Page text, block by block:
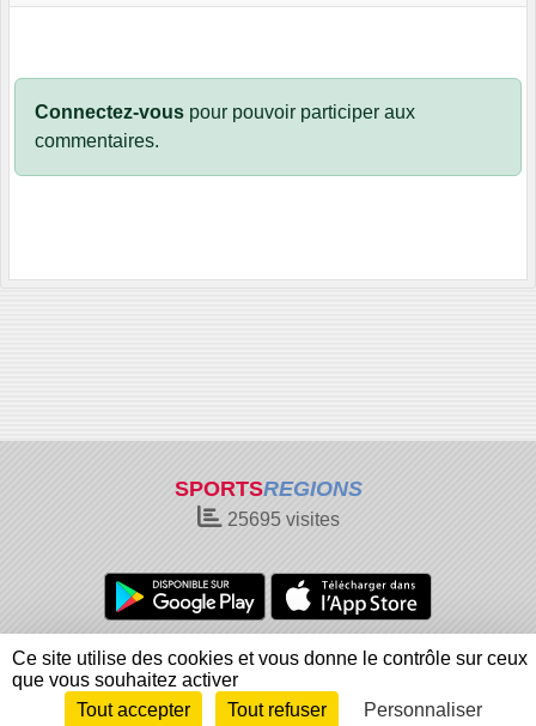
Connectez-vous pour pouvoir participer aux
commentaires.
SPORTSREGIONS
25695visites
Charte cookies
Gestion des cookies
Informations légales
Signaler un contenu inapproprié
Envie de participer ?
Connexion
Ce site utilise des cookies et vous donne le contrôle sur ceux
que vous souhaitez activer
Tout accepter
Tout refuser Personnaliser